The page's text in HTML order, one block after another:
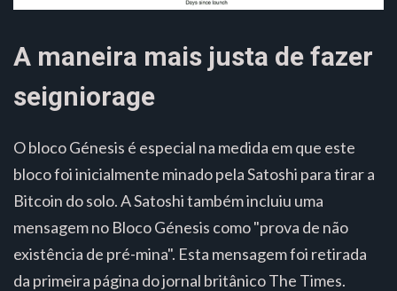
A maneira mais justa de fazer
seigniorage
O bloco Génesis é especial na medida em que este
bloco foi inicialmente minado pela Satoshi para tirar a
Bitcoin do solo. A Satoshi também incluiu uma
mensagem no Bloco Génesis como "prova de não
existência de pré-mina". Esta mensagem foi retirada
da primeira página do jornal britânico The Times.